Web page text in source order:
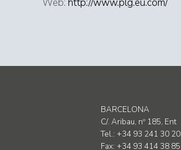
Web: http://www.plg.eu.com/
BARCELONA
C/. Aribau, nº 185, Ent
Tel.: +34 93 241 30 20
Fax: +34 93 414 38 85